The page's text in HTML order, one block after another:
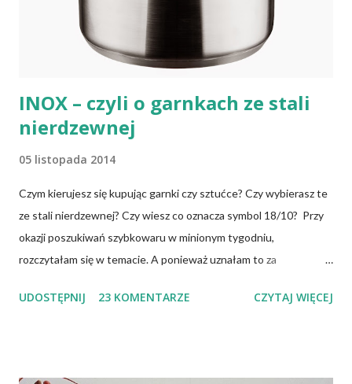
dolną część jelita cienkiego, a także osoby chorujące na AIDS.
Inni, w tym np. osoby chorujące na cukrzycę, a także każ...
INOX – czyli o garnkach ze stali
nierdzewnej
05 listopada 2014
Czym kierujesz się kupując garnki czy sztućce? Czy wybierasz te
ze stali nierdzewnej? Czy wiesz co oznacza symbol 18/10? Przy
okazji poszukiwań szybkowaru w minionym tygodniu,
rozczytałam się w temacie. A ponieważ uznałam to za
różnych materiałów odpornych na wysoką temperaturę i
UDOSTĘPNIJ 23 KOMENTARZE CZYTAJ WIĘCEJ